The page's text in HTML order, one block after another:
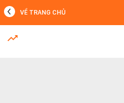
MỚI NHẤT
VỀ TRANG CHỦ